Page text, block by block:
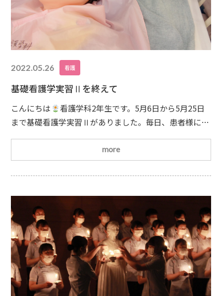
2022.05.26 看護
基礎看護学実習Ⅱを終えて
こんにちは
看護学科2年生です。5月6日から5月25日
まで基礎看護学実習Ⅱがありました。毎日、患者様にあ
った援助を考え、看護過程を展開していきました。学内
実習1週間、病院実習1週間で進めました。学内実習で
は、事例患者様の看護上の問題に合わせて、看護援助の
実施、評価をし、次の援助に繋げる過程を強化しまし
ドを起こす角度を制限されている患者様の食事準備の
more